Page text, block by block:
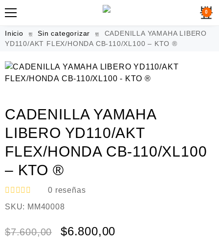
0
Inicio Sin categorizar
CADENILLA YAMAHA LIBERO
YD110/AKT FLEX/HONDA CB-110/XL100 – KTO ®
CADENILLA YAMAHA
LIBERO YD110/AKT
FLEX/HONDA CB-110/XL100
– KTO ®
V
a
r
0 reseñas
SKU: MM40008
$7.600,00 $6.800,00